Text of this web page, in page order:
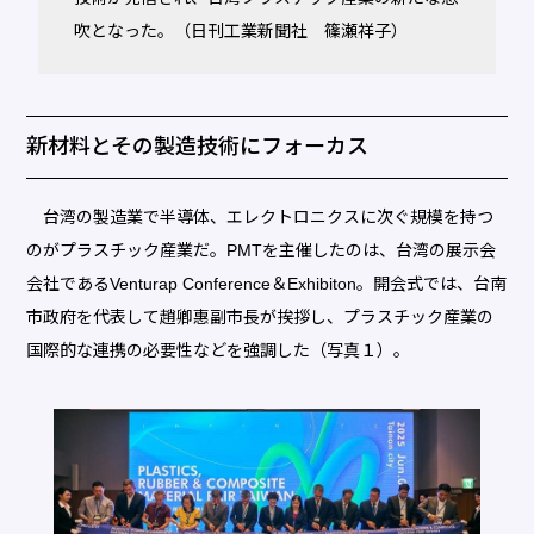
吹となった。（日刊工業新聞社 篠瀬祥子）
新材料とその製造技術にフォーカス
台湾の製造業で半導体、エレクトロニクスに次ぐ規模を持つ
のがプラスチック産業だ。PMTを主催したのは、台湾の展示会
会社であるVenturap Conference＆Exhibiton。開会式では、台南
市政府を代表して趙卿惠副市長が挨拶し、プラスチック産業の
国際的な連携の必要性などを強調した（写真１）。